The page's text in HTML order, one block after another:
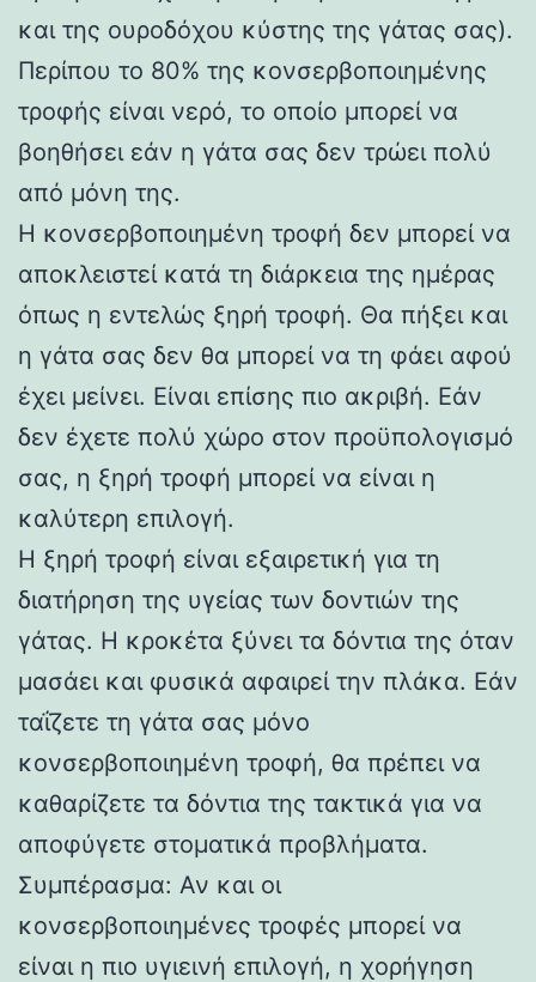
και της ουροδόχου κύστης της γάτας σας).
Περίπου το 80% της κονσερβοποιημένης
τροφής είναι νερό, το οποίο μπορεί να
βοηθήσει εάν η γάτα σας δεν τρώει πολύ
από μόνη της.
Η κονσερβοποιημένη τροφή δεν μπορεί να
αποκλειστεί κατά τη διάρκεια της ημέρας
όπως η εντελώς ξηρή τροφή. Θα πήξει και
η γάτα σας δεν θα μπορεί να τη φάει αφού
έχει μείνει. Είναι επίσης πιο ακριβή. Εάν
δεν έχετε πολύ χώρο στον προϋπολογισμό
σας, η ξηρή τροφή μπορεί να είναι η
καλύτερη επιλογή.
Η ξηρή τροφή είναι εξαιρετική για τη
διατήρηση της υγείας των δοντιών της
γάτας. Η κροκέτα ξύνει τα δόντια της όταν
μασάει και φυσικά αφαιρεί την πλάκα. Εάν
ταΐζετε τη γάτα σας μόνο
κονσερβοποιημένη τροφή, θα πρέπει να
καθαρίζετε τα δόντια της τακτικά για να
αποφύγετε στοματικά προβλήματα.
Συμπέρασμα: Αν και οι
κονσερβοποιημένες τροφές μπορεί να
είναι η πιο υγιεινή επιλογή, η χορήγηση